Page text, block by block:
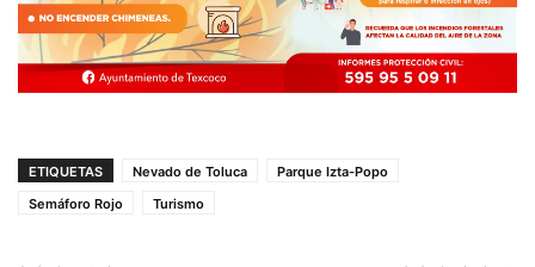
ETIQUETAS Nevado de Toluca
Parque Izta-Popo
Semáforo Rojo
Turismo